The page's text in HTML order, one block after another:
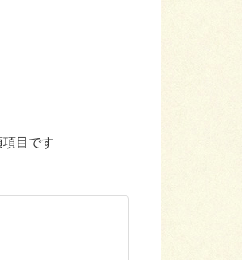
目です